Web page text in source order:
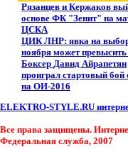
Рязанцев и Кержаков
основе ФК "Зенит" на
ЦСКА
ЦИК ЛНР: явка на
ноября может
Боксер Давид Айрапетян
проиграл стартовый бой
на ОИ-2016
ELEKTRO-STYLE.RU
Все права защищены.
Федеральная служба, 2007